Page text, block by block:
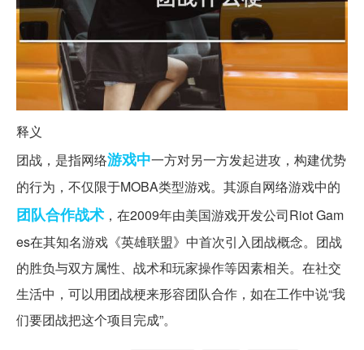
释义
团战，是指网络游戏中一方对另一方发起进攻，构建优势
的行为，不仅限于MOBA类型游戏。其源自网络游戏中的
团队合作战术 ，在2009年由美国游戏开发公司Riot Gam
es在其知名游戏《英雄联盟》中首次引入团战概念。团战
的胜负与双方属性、战术和玩家操作等因素相关。在社交
生活中，可以用团战梗来形容团队合作，如在工作中说“我
们要团战把这个项目完成”。